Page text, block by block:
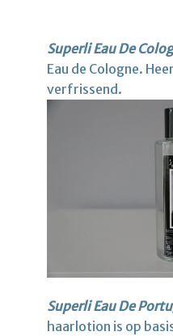
Superli Eau De
Eau de Cologne.
verfrissend.
Superli Eau De
haarlotion is op